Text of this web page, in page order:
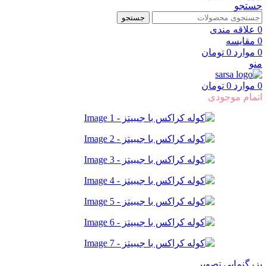
جستجو
جستجو
0 علاقه مندی
0 مقایسه
0 موارد 0 تومان
منو
0 موارد 0 تومان
اتمام موجودی
بزرگنمایی تصویر